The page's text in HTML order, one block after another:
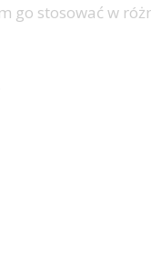
go stosować w